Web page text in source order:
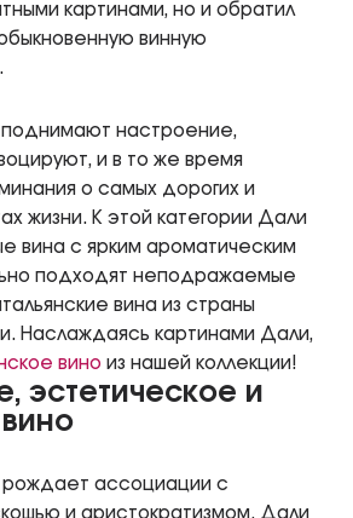
картинами, но и обратил
винную
поднимают настроение,
и в то же время
о самых дорогих и
жизни. К этой категории Дали
вина с ярким ароматическим
подходят неподражаемые
вина из страны
Наслаждаясь картинами Дали,
вино из нашей коллекции!
эстетическое и
рождает ассоциации с
и аристократизмом. Дали